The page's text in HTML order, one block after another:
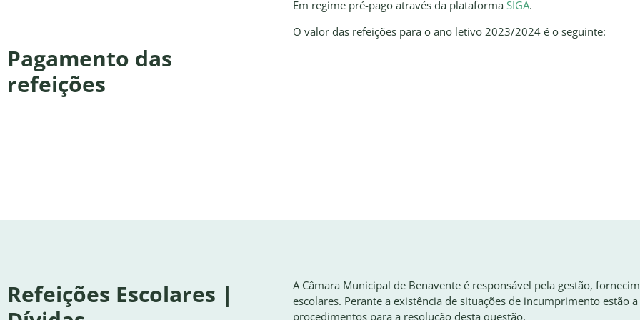
Pagamento das
refeições
Em regime pré-pago através da plataforma SIGA.
O valor das refeições para o ano letivo 2023/2024 é o seguinte:
Refeições Escolares |
A Câmara Municipal de Benavente é responsável pela gestão,
escolares. Perante a existência de situações de incumprimento estão
procedimentos para a resolução desta questão.